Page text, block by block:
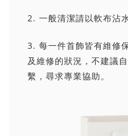
2. 一般清潔請以軟布沾
3. 每一件首飾皆有維修
及維修的狀況，不建議
繫，尋求專業協助。